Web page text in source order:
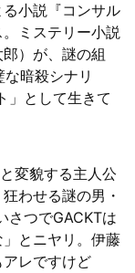
小説『コンサル
ミステリー小説
）が、謎の組
暗殺シナリ
」として生きて
変貌する主人公
わせる謎の男・
さつでGACKTは
」とニヤリ。伊藤
レですけど